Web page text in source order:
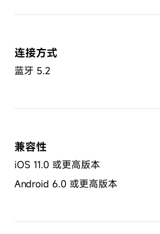
连接方式
蓝牙 5.2
兼容性
iOS 11.0 或更高版本
Android 6.0 或更高版本